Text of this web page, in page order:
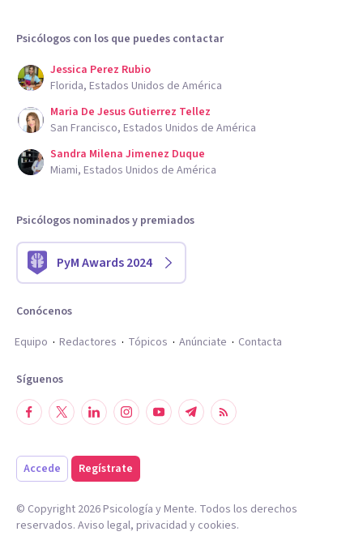
Psicólogos con los que puedes contactar
Jessica Perez Rubio
Florida, Estados Unidos de América
Maria De Jesus Gutierrez Tellez
San Francisco, Estados Unidos de América
Sandra Milena Jimenez Duque
Miami, Estados Unidos de América
Psicólogos nominados y premiados
PyM Awards 2024
Conócenos
Equipo
Redactores Tópicos Anúnciate Contacta
Síguenos
Accede Regístrate
© Copyright 2026Psicología y Mente. Todos los derechos
reservados. Aviso legal, privacidad y cookies.